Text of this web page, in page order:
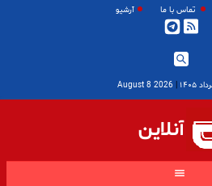
تماس با ما آرشیو
|
2026 August 8
آنلاین